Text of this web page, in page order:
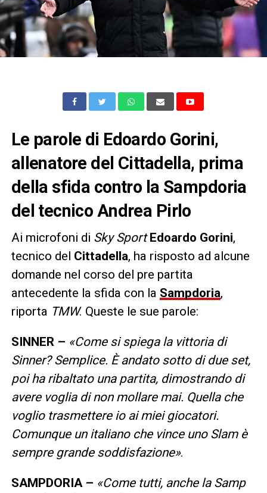
Le parole di Edoardo Gorini,
allenatore del Cittadella, prima
della sfida contro la Sampdoria
del tecnico Andrea Pirlo
Ai microfoni di Sky Sport Edoardo Gorini,
tecnico del Cittadella, ha risposto ad alcune
domande nel corso del pre partita
antecedente la sfida con la Sampdoria,
riporta TMW. Queste le sue parole:
SINNER – «Come si spiega la vittoria di
Sinner? Semplice. È andato sotto di due set,
poi ha ribaltato una partita, dimostrando di
avere voglia di non mollare mai. Quella che
voglio trasmettere io ai miei giocatori.
Comunque un italiano che vince uno Slam è
sempre grande soddisfazione».
SAMPDORIA – «Come tutti, anche la Samp